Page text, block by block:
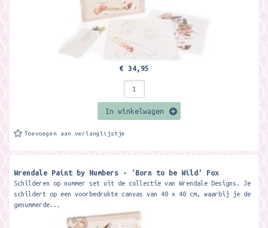
€ 34,95
In winkelwagen
Toevoegen aan verlanglijstje
Wrendale Paint by Numbers - 'Born to be Wild' Fox
Schilderen op nummer set uit de collectie van Wrendale Designs. Je
schildert op een voorbedrukte canvas van 40 x 40 cm, waarbij je de
genummerde...